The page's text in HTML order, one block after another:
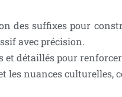
des suffixes pour
avec précision.
et détaillés pour
et les nuances